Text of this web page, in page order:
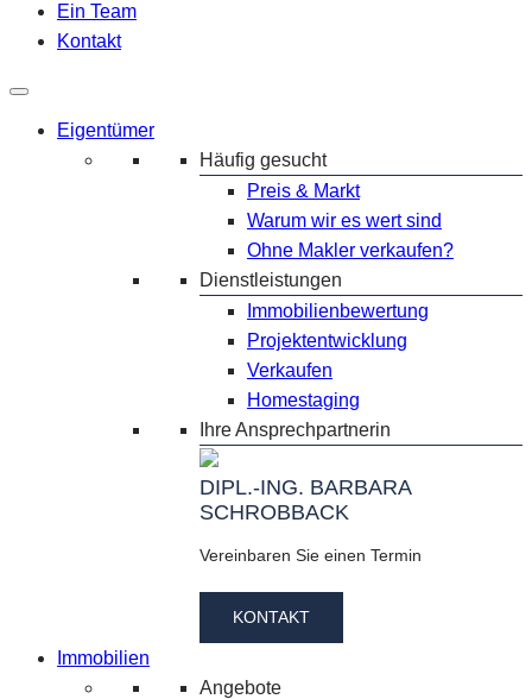
Ein Team
Kontakt
Eigentümer
Häufig gesucht
Preis & Markt
Warum wir es wert sind
Ohne Makler verkaufen?
Dienstleistungen
Immobilienbewertung
Projektentwicklung
Verkaufen
Homestaging
Ihre Ansprechpartnerin
DIPL.-ING. BARBARA
SCHROBBACK
Vereinbaren Sie einen Termin
KONTAKT
Immobilien
Angebote